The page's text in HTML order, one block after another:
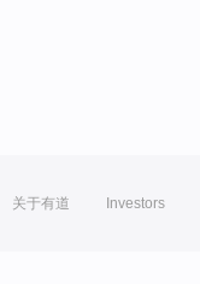
关于有道 Investors